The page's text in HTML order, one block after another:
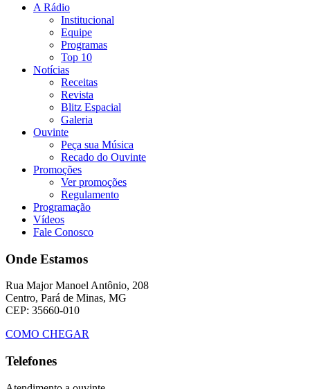
A Rádio
Institucional
Equipe
Programas
Top 10
Notícias
Receitas
Revista
Blitz Espacial
Galeria
Ouvinte
Peça sua Música
Recado do Ouvinte
Promoções
Ver promoções
Regulamento
Programação
Vídeos
Fale Conosco
Onde Estamos
Rua Major Manoel Antônio, 208
Centro, Pará de Minas, MG
CEP: 35660-010
COMO CHEGAR
Telefones